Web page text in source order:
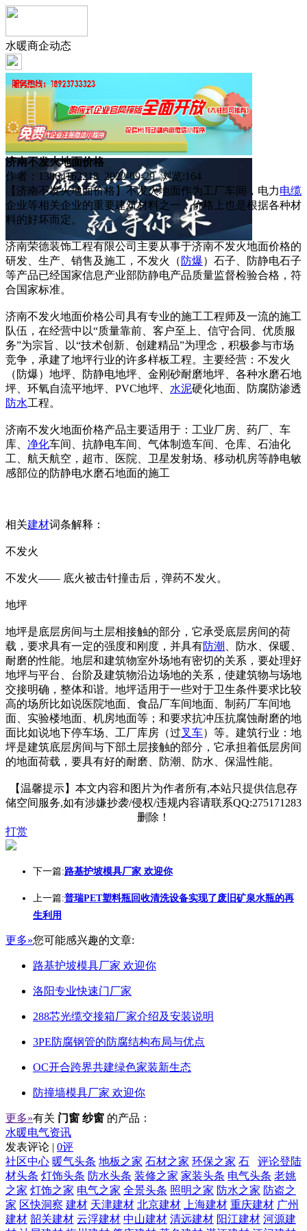
水暖商企动态
济南不发火地面价格
作者：13864162218 2022-09-29 浏览:164
【济南不发火地面价格】不发火地面作为工厂车间，电力电缆
企业等相关企业的重要建筑材料之一，价格上也是根据各种材
料的好坏而定。
济南荣德装饰工程有限公司主要从事于济南不发火地面价格的
研发、生产、销售及施工，不发火（ 防爆）石子、防静电石子
等产品已经国家信息产业部防静电产品质量监督检验合格，符
合国家标准。
济南不发火地面价格公司具有专业的施工工程师及一流的施工
队伍，在经营中以“质量靠前、客户至上、信守合同、优质服
务”为宗旨、以“技术创新、创建精品”为理念，积极参与市场
竞争，承建了地坪行业的许多样板工程。主要经营：不发火
（防爆）地坪、防静电地坪、金刚砂耐磨地坪、各种水磨石地
坪、环氧自流平地坪、PVC地坪、 水泥硬化地面、防腐防渗透
防水工程。
济南不发火地面价格产品主要适用于：工业厂房、药厂、车
库、 净化车间、抗静电车间、气体制造车间、仓库、石油化
工、航天航空，超市、医院、卫星发射场、移动机房等静电敏
感部位的防静电水磨石地面的施工
相关建材词条解释：
不发火
不发火—— 底火被击针撞击后，弹药不发火。
地坪
地坪是底层房间与土层相接触的部分，它承受底层房间的荷
载，要求具有一定的强度和刚度，并具有防潮
、防水、保暖、
耐磨的性能。地层和建筑物室外场地有密切的关系，要处理好
地坪与平台、台阶及建筑物沿边场地的关系，使建筑物与场地
交接明确，整体和谐。地坪适用于一些对于卫生条件要求比较
高的场所比如说医院地面、食品厂车间地面、制药厂车间地
面、实验楼地面、机房地面等；和要求抗冲压抗腐蚀耐磨的地
面比如说地下停车场、工厂库房（过叉车）等。建筑行业：地
坪是建筑底层房间与下部土层接触的部分，它承担着低层房间
的地面荷载，要具有好的耐磨、防潮、防水、保温性能。
【温馨提示】本文内容和图片为作者所有,本站只提供信息存
储空间服务,如有涉嫌抄袭/侵权/违规内容请联系QQ:275171283
删除！
打赏
下一篇:路基护坡模具厂家 欢迎你
上一篇:普瑞PET塑料瓶回收清洗设备实现了废旧矿泉水瓶的再
生利用
更多»您可能感兴趣的文章:
路基护坡模具厂家 欢迎你
洛阳专业快速门厂家
288芯光缆交接箱厂家介绍及安装说明
3PE防腐钢管的防腐结构布局与优点
OC开合跨界共建绿色家装新生态
防撞墙模具厂家 欢迎你
更多»有关 门窗 纱窗 的产品：
水暖电气资讯
发表评论 | 0评
评论登陆
社区中心 暖气头条 地板之家 石材之家 环保之家 石
材头条 灯饰头条 防水头条 装修之家 家装头条 电气头条 老姚
之家 灯饰之家 电气之家 全景头条 照明之家 防水之家 防盗之
家 区快洞察 建材 天津建材 北京建材 上海建材 重庆建材 广州
建材 韶关建材 云浮建材 中山建材 清远建材 阳江建材 河源建